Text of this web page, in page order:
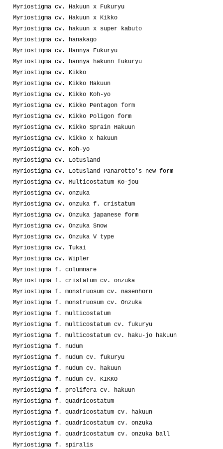
Myriostigma cv. Hakuun x Fukuryu
Myriostigma cv. Hakuun x Kikko
Myriostigma cv. hakuun x super kabuto
Myriostigma cv. hanakago
Myriostigma cv. Hannya Fukuryu
Myriostigma cv. hannya hakunn fukuryu
Myriostigma cv. Kikko
Myriostigma cv. Kikko Hakuun
Myriostigma cv. Kikko Koh-yo
Myriostigma cv. Kikko Pentagon form
Myriostigma cv. Kikko Poligon form
Myriostigma cv. Kikko Sprain Hakuun
Myriostigma cv. kikko x hakuun
Myriostigma cv. Koh-yo
Myriostigma cv. Lotusland
Myriostigma cv. Lotusland Panarotto's new form
Myriostigma cv. Multicostatum Ko-jou
Myriostigma cv. onzuka
Myriostigma cv. onzuka f. cristatum
Myriostigma cv. Onzuka japanese form
Myriostigma cv. Onzuka Snow
Myriostigma cv. Onzuka V type
Myriostigma cv. Tukai
Myriostigma cv. Wipler
Myriostigma f. columnare
Myriostigma f. cristatum cv. onzuka
Myriostigma f. monstruosum cv. nasenhorn
Myriostigma f. monstruosum cv. Onzuka
Myriostigma f. multicostatum
Myriostigma f. multicostatum cv. fukuryu
Myriostigma f. multicostatum cv. haku-jo hakuun
Myriostigma f. nudum
Myriostigma f. nudum cv. fukuryu
Myriostigma f. nudum cv. hakuun
Myriostigma f. nudum cv. KIKKO
Myriostigma f. prolifera cv. hakuun
Myriostigma f. quadricostatum
Myriostigma f. quadricostatum cv. hakuun
Myriostigma f. quadricostatum cv. onzuka
Myriostigma f. quadricostatum cv. onzuka ball
Myriostigma f. spiralis